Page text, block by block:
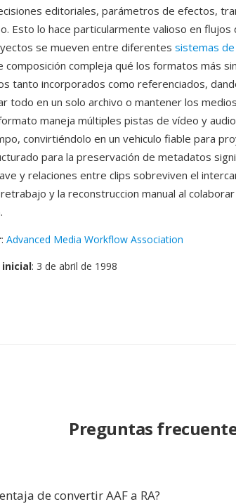
editoriales, parámetros de efectos,
Esto lo hace particularmente valioso en
se mueven entre diferentes sistemas de
composición compleja qué los formatos más
tanto incorporados como referenciados,
todo en un solo archivo o mantener los
maneja múltiples pistas de vídeo y
convirtiéndolo en un vehiculo fiable para
para la preservación de metadatos
y relaciones entre clips sobreviven el
y la reconstruccion manual al
: Advanced Media Workflow Association
inicial: 3 de abril de 1998
Preguntas
de convertir AAF a RA?